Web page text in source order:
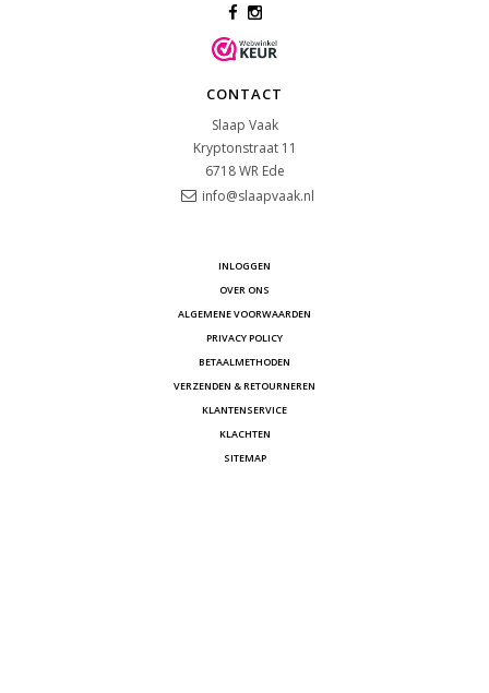
CONTACT
Slaap Vaak
Kryptonstraat 11
6718 WR Ede
info@slaapvaak.nl
INLOGGEN
OVER ONS
ALGEMENE VOORWAARDEN
PRIVACY POLICY
BETAALMETHODEN
VERZENDEN & RETOURNEREN
KLANTENSERVICE
KLACHTEN
SITEMAP